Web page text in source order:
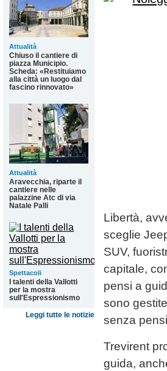
Attualità
Chiuso il cantiere di
piazza Municipio.
Scheda: «Restituiamo
alla città un luogo dal
fascino rinnovato»
Attualità
Aravecchia, riparte il
cantiere nelle
palazzine Atc di via
Natale Palli
Spettacoli
I talenti della Vallotti
per la mostra
sull'Espressionismo
Leggi tutte le notizie
Libertà,
sceglie
SUV,
capitale,
pensi a
sono
senza
Trevirent
guida,